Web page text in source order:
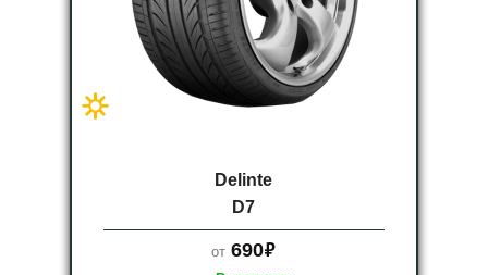
Delinte
D7
от 690руб.